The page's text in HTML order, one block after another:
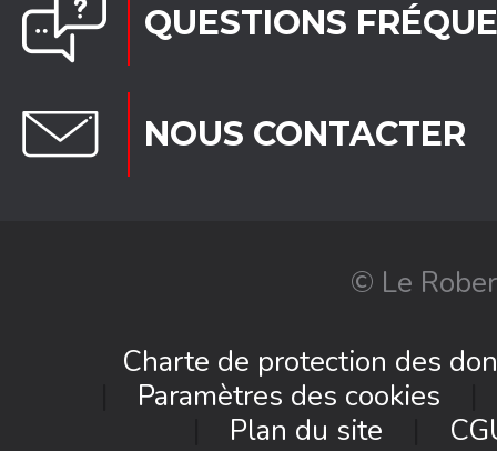
QUESTIONS
NOUS CONTACTER
© Le
Charte de protection des
Paramètres des cookies
Plan du site